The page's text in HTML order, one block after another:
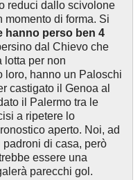
reduci dallo scivolone
di forma. Si
hanno perso ben 4
dal Chievo che
lotta per non
loro, hanno un Paloschi
castigato il Genoa al
il Palermo tra le
a ripetere lo
aperto. Noi, ad
di casa, però
essere una
parecchi gol.